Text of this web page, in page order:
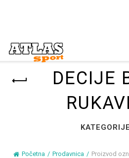
DECIJE
KATEGORIJE
Početna Prodavnica Proizvod